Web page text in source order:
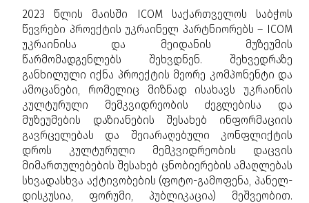
2023 წლის მაისში ICOM საქართველოს საბჭოს
წევრები პროექტის უკრაინელ პარტნიორებს – ICOM
უკრაინისა და მეიდანის მუზეუმის
წარმომადგენლებს შეხვდნენ. შეხვედრაზე
განხილული იქნა პროექტის მეორე კომპონენტი და
ამოცანები, რომელიც მიზნად ისახავს უკრაინის
კულტურული მემკვიდრეობის ძეგლებისა და
მუზეუმების დაზიანების შესახებ ინფორმაციის
გავრცელებას და შეიარაღებული კონფლიქტის
დროს კულტურული მემკვიდრეობის დაცვის
მიმართულებების შესახებ ცნობიერების ამაღლებას
სხვადასხვა აქტივობების (ფოტო-გამოფენა, პანელ-
დისკუსია, ფორუმი, პუბლიკაცია) მეშვეობით.